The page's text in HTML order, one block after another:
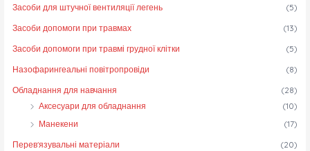
Засоби для штучної вентиляції легень
(5)
Засоби допомоги при травмах
(13)
Засоби допомоги при травмі грудної клітки
(5)
Назофарингеальні повітропровіди
(8)
Обладнання для навчання
(28)
Аксесуари для обладнання
(10)
Манекени
(17)
Перев'язувальні матеріали
(20)